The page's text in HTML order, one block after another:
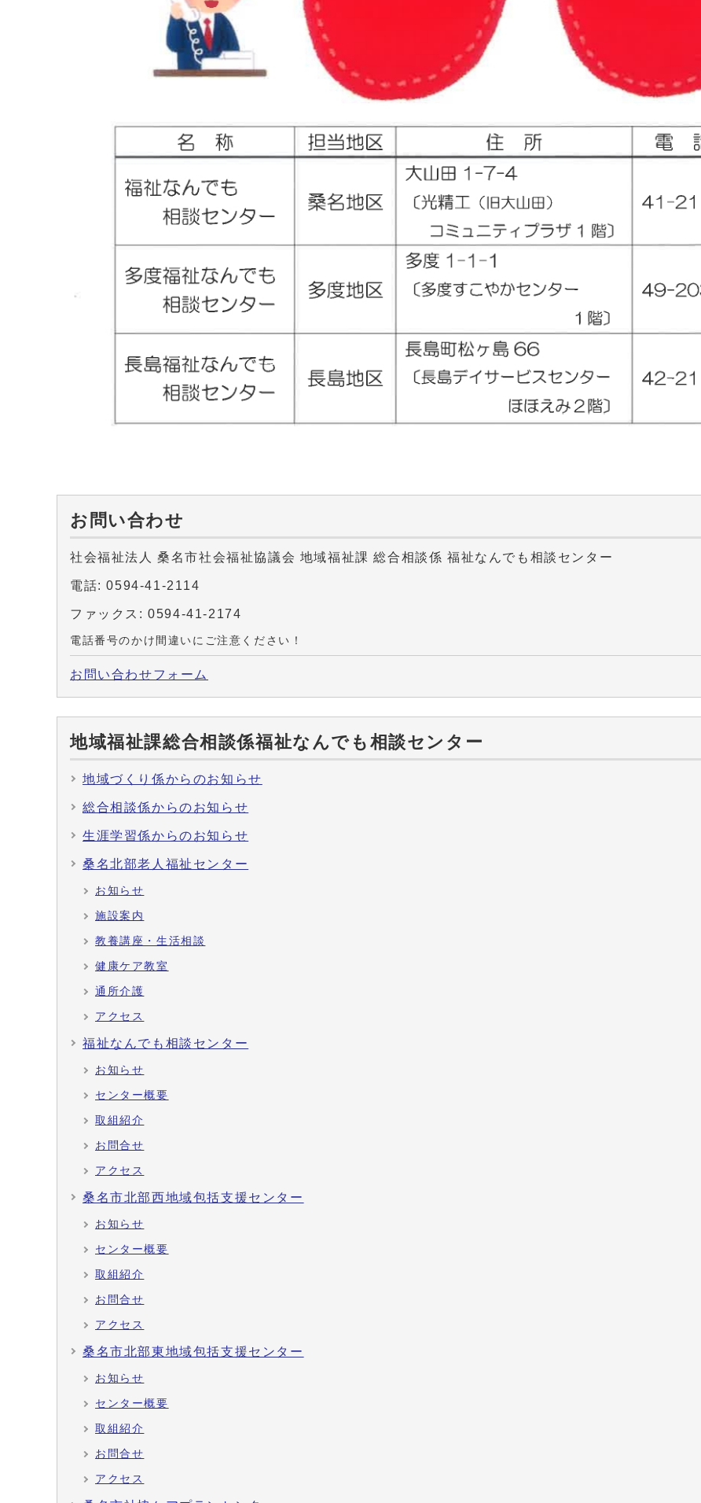
お問い合わせ
社会福祉法人 桑名市社会福祉協議会 地域福祉課 総合相談係 福祉なんでも相談センター
電話: 0594-41-2114
ファックス: 0594-41-2174
電話番号のかけ間違いにご注意ください！
お問い合わせフォーム
地域福祉課総合相談係福祉なんでも相談センター
地域づくり係からのお知らせ
総合相談係からのお知らせ
生涯学習係からのお知らせ
桑名北部老人福祉センター
お知らせ
施設案内
教養講座・生活相談
健康ケア教室
通所介護
アクセス
福祉なんでも相談センター
お知らせ
センター概要
取組紹介
お問合せ
アクセス
桑名市北部西地域包括支援センター
お知らせ
センター概要
取組紹介
お問合せ
アクセス
桑名市北部東地域包括支援センター
お知らせ
センター概要
取組紹介
お問合せ
アクセス